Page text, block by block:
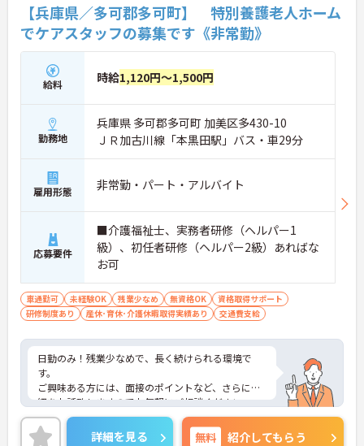
【兵庫県／多可郡多可町】 特別養護老人ホーム
でケアスタッフの募集です《非常勤》
給料 時給1,120円～1,500円
勤務地
兵庫県 多可郡多可町 加美区多430-10
ＪＲ加古川線「本黒田駅」バス・車29分
雇用形態 非常勤・パート・アルバイト
応募要件
■介護福祉士、実務者研修（ヘルパー1
級）、初任者研修（ヘルパー2級）あればな
お可
車通勤可 未経験OK 残業少なめ 無資格OK
資格取得サポート
研修制度あり
産休･育休･介護休暇取得実績あり 交通費支給
日勤のみ！残業少なめで、長く続けられる環境で
す。
ご興味ある方には、面接のポイントなど、さらに詳
細をお話致しますのでお気軽にご相談ください。
詳細を見る 無料 紹介してもらう